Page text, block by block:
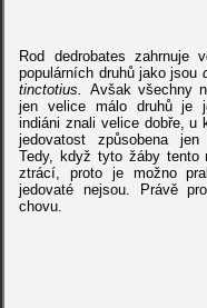
Rod dedrobates zahrnuje
populárních druhů jako jsou
tinctotius. Avšak všechny
jen velice málo druhů je
indiáni znali velice dobře, u
jedovatost způsobena
Tedy, když tyto žáby tento
ztrácí, proto je možno
jedovaté nejsou. Právě
chovu.